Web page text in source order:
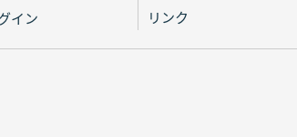
イン
リンク